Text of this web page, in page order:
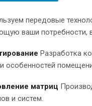
передовые
ваши потребности,
Разработка
особенностей
матриц
и систем.